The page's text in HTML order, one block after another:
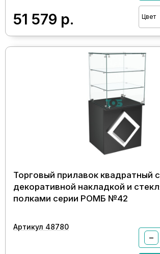
51 579 р. Цвет
Торговый прилавок квадратный с
декоративной накладкой и
полками серии РОМБ №42
Артикул 48780
−